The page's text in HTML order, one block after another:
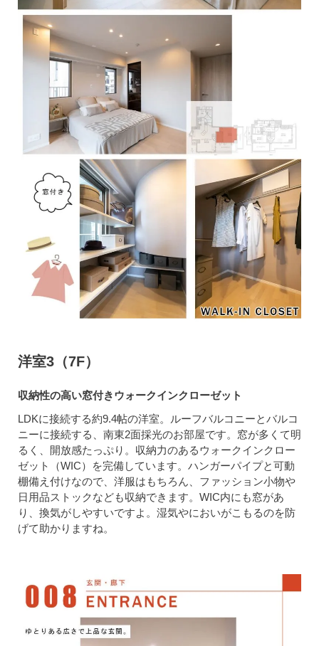
洋室3（7F）
収納性の高い窓付きウォークインクローゼット
LDKに接続する約9.4帖の洋室。ルーフバルコニーとバルコ
ニーに接続する、南東2面採光のお部屋です。窓が多くて明
るく、開放感たっぷり。収納力のあるウォークインクロー
ゼット（WIC）を完備しています。ハンガーパイプと可動
棚備え付けなので、洋服はもちろん、ファッション小物や
日用品ストックなども収納できます。WIC内にも窓があ
り、換気がしやすいですよ。湿気やにおいがこもるのを防
げて助かりますね。